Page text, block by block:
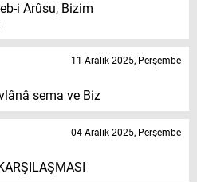
i Arûsu, Bizim
sema ve Biz
11 Aralık 2025, Perşembe
04 Aralık 2025, Perşembe